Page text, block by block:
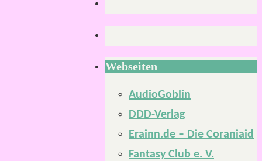
Webseiten
AudioGoblin
DDD-Verlag
Erainn.de – Die Coraniaid
Fantasy Club e. V.